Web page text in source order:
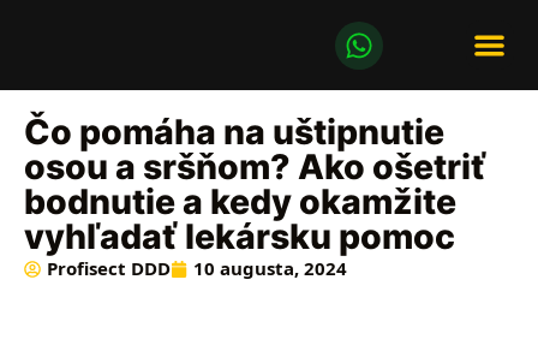
Čo pomáha na uštipnutie
osou a sršňom? Ako ošetriť
bodnutie a kedy okamžite
vyhľadať lekársku pomoc
Profisect DDD 10 augusta, 2024